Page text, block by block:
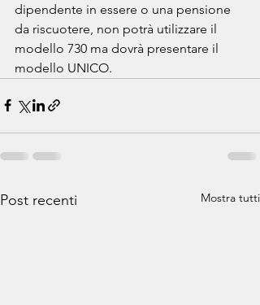
dipendente in essere o una pensione
da riscuotere, non potrà utilizzare il
modello 730 ma dovrà presentare il
modello UNICO.
Post recenti Mostra tutti